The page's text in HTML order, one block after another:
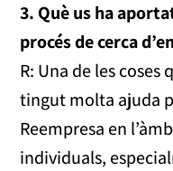
3. Què us ha
procés de cerca
R: Una de les coses
tingut molta ajuda
Reempresa en
individuals,